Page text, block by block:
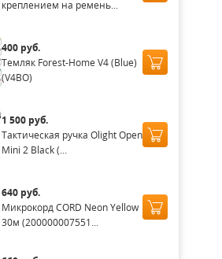
креплением на ремень...
400 руб.
Темляк Forest-Home V4 (Blue)
(V4BO)
1 500 руб.
Тактическая ручка Olight Open
Mini 2 Black (...
640 руб.
Микрокорд CORD Neon Yellow
30м (200000007551...